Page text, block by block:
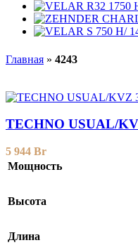
Главная » 4243
TECHNO USUAL/
5 944 Br
Мощность
Высота
Длина